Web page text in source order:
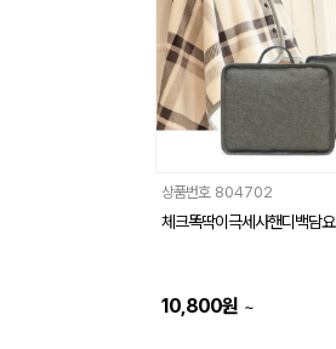
상품번호 804702
체크똑딱이극세사핸디백담요
10,800원 ~